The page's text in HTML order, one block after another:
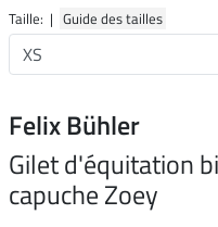
Taille: | Guide des tailles
Felix Bühler
Gilet d'équitation
capuche Zoey